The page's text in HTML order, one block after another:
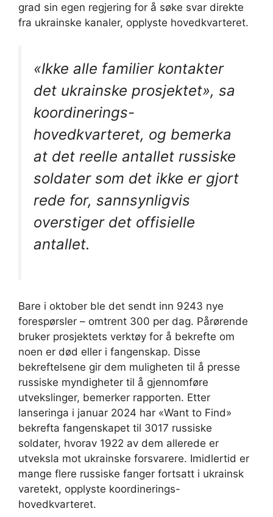
grad sin egen regjering for å søke svar direkte
fra ukrainske kanaler, opplyste hovedkvarteret.
«Ikke alle familier kontakter
det ukrainske prosjektet», sa
koordinerings-
hovedkvarteret, og bemerka
at det reelle antallet russiske
soldater som det ikke er gjort
rede for, sannsynligvis
overstiger det offisielle
antallet.
Bare i oktober ble det sendt inn 9243 nye
forespørsler – omtrent 300 per dag. Pårørende
bruker prosjektets verktøy for å bekrefte om
noen er død eller i fangenskap. Disse
bekreftelsene gir dem muligheten til å presse
russiske myndigheter til å gjennomføre
utvekslinger, bemerker rapporten. Etter
lanseringa i januar 2024 har «Want to Find»
bekrefta fangenskapet til 3017 russiske
soldater, hvorav 1922 av dem allerede er
utveksla mot ukrainske forsvarere. Imidlertid er
mange flere russiske fanger fortsatt i ukrainsk
varetekt, opplyste koordinerings-
hovedkvarteret.